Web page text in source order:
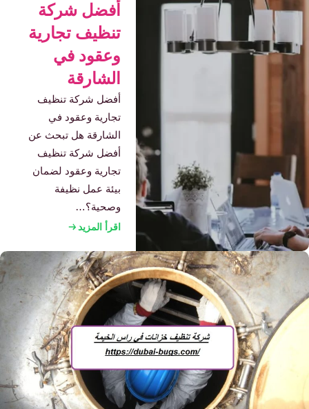
أفضل شركة
تنظيف تجارية
وعقود في
الشارقة
أفضل شركة تنظيف
تجارية وعقود في
الشارقة هل تبحث عن
أفضل شركة تنظيف
تجارية وعقود لضمان
بيئة عمل نظيفة
وصحية؟…
اقرأ المزيد